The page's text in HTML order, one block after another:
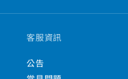
客服資訊
公告